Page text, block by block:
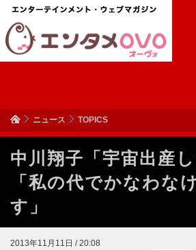
ニュース TOPICS
中川翔子「宇宙出産
「私の代でかなわな
す」
2013年11月11日 / 20:08